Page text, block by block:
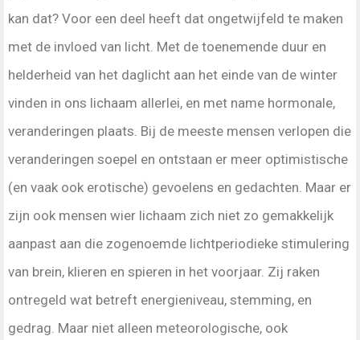
kan dat? Voor een deel heeft dat ongetwijfeld te maken
met de invloed van licht. Met de toenemende duur en
helderheid van het daglicht aan het einde van de winter
vinden in ons lichaam allerlei, en met name hormonale,
veranderingen plaats. Bij de meeste mensen verlopen die
veranderingen soepel en ontstaan er meer optimistische
(en vaak ook erotische) gevoelens en gedachten. Maar er
zijn ook mensen wier lichaam zich niet zo gemakkelijk
aanpast aan die zogenoemde lichtperiodieke stimulering
van brein, klieren en spieren in het voorjaar. Zij raken
ontregeld wat betreft energieniveau, stemming, en
gedrag. Maar niet alleen meteorologische, ook